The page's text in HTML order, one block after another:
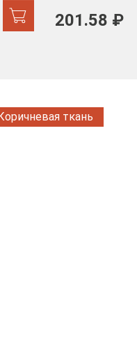
201.58 ₽
Коричневая ткань